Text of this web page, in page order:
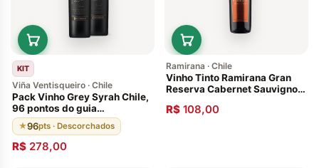
KIT
Viña Ventisqueiro · Chile
Pack Vinho Grey Syrah Chile,
96 pontos do guia
Descorchados. 100% do
vinho é envelhecido em
barricas de carvalho francês
por 18 meses, seguido por
★96pts · Descorchados
R$ 278,00
Ramirana · Chile
Vinho Tinto Ramirana Gran
Reserva Cabernet Sauvignon
R$ 108,00